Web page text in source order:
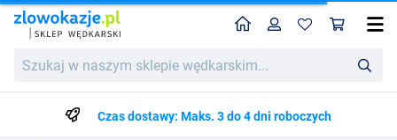
w
wędkarskim...
HomeProfil
Czas dostawy: Maks. 3 do 4 dni roboczych